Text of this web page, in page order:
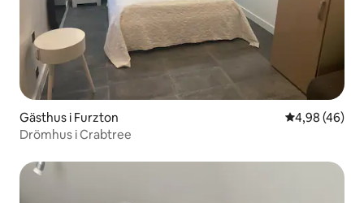
Gästhus i Furzton 4,98 av 5 i
4,98 (46)
Drömhus i Crabtree